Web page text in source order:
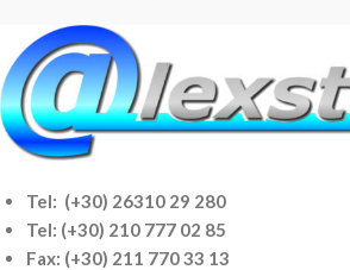
Tel: (+30) 26310 29 280
Tel: (+30) 210 777 02 85
Fax: (+30) 211 770 33 13